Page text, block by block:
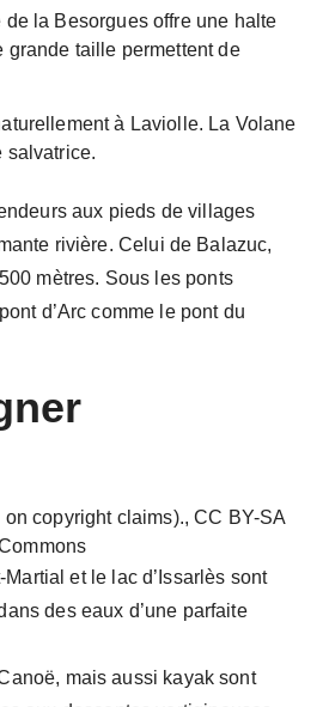
la Besorgues offre une halte
grande taille permettent de
à Laviolle. La Volane
salvatrice.
aux pieds de villages
rivière. Celui de Balazuc,
mètres. Sous les ponts
d’Arc comme le pont du
copyright claims)., CC BY-SA
et le lac d’Issarlès sont
des eaux d’une parfaite
mais aussi kayak sont